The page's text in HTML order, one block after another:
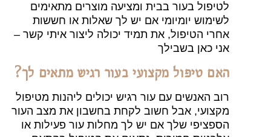
לטיפול בעור בבית ומציעה מוצרים מתאימים
לשימוש יומיומי אם יש לך שאלות או חששות
אחרי הטיפול, את תמיד יכולה ליצור איתי קשר –
אני כאן בשבילך
האם טיפול מקצועי בעור רגיש מתאים לך?
רוב האנשים עם עור רגיש יכולים ליהנות מטיפול
מקצועי, אבל חשוב לקחת בחשבון את מצב העור
הספציפי שלך אם יש לך מחלות עור פעילות או